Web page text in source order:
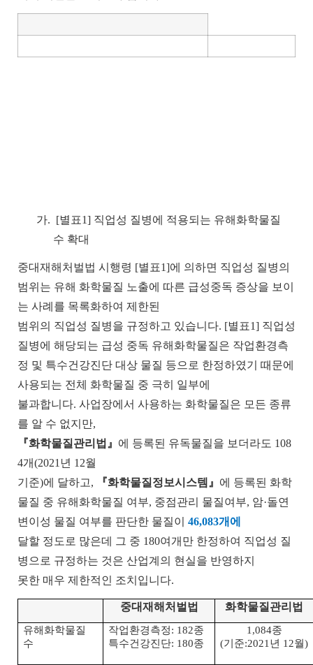
가. [별표1] 직업성 질병에 적용되는 유해화학물질
수 확대
중대재해처벌법 시행령 [별표1]에 의하면 직업성 질병의
범위는 유해 화학물질 노출에 따른 급성중독 증상을 보이
는 사례를 목록화하여 제한된
범위의 직업성 질병을 규정하고 있습니다. [별표1] 직업성
질병에 해당되는 급성 중독 유해화학물질은 작업환경측
정 및 특수건강진단 대상 물질 등으로 한정하였기 때문에
사용되는 전체 화학물질 중 극히 일부에
불과합니다. 사업장에서 사용하는 화학물질은 모든 종류
를 알 수 없지만,
『화학물질관리법』 에 등록된 유독물질을 보더라도 108
4개(2021 년 12월
기준)에 달하고, 『화학물질정보시스템』 에 등록된 화학
물질 중 유해화학물질 여부, 중점관리 물질여부, 암·돌연
변이성 물질 여부를 판단한 물질이 46,083개에
달할 정도로 많은데 그 중 180여개만 한정하여 직업성 질
병으로 규정하는 것은 산업계의 현실을 반영하지
못한 매우 제한적인 조치입니다.
중대재해처벌법 화학물질관리법
유해화학물질
수
작업환경측정: 182종
특수건강진단: 180종
1,084종
(기준:2021 년 12월)